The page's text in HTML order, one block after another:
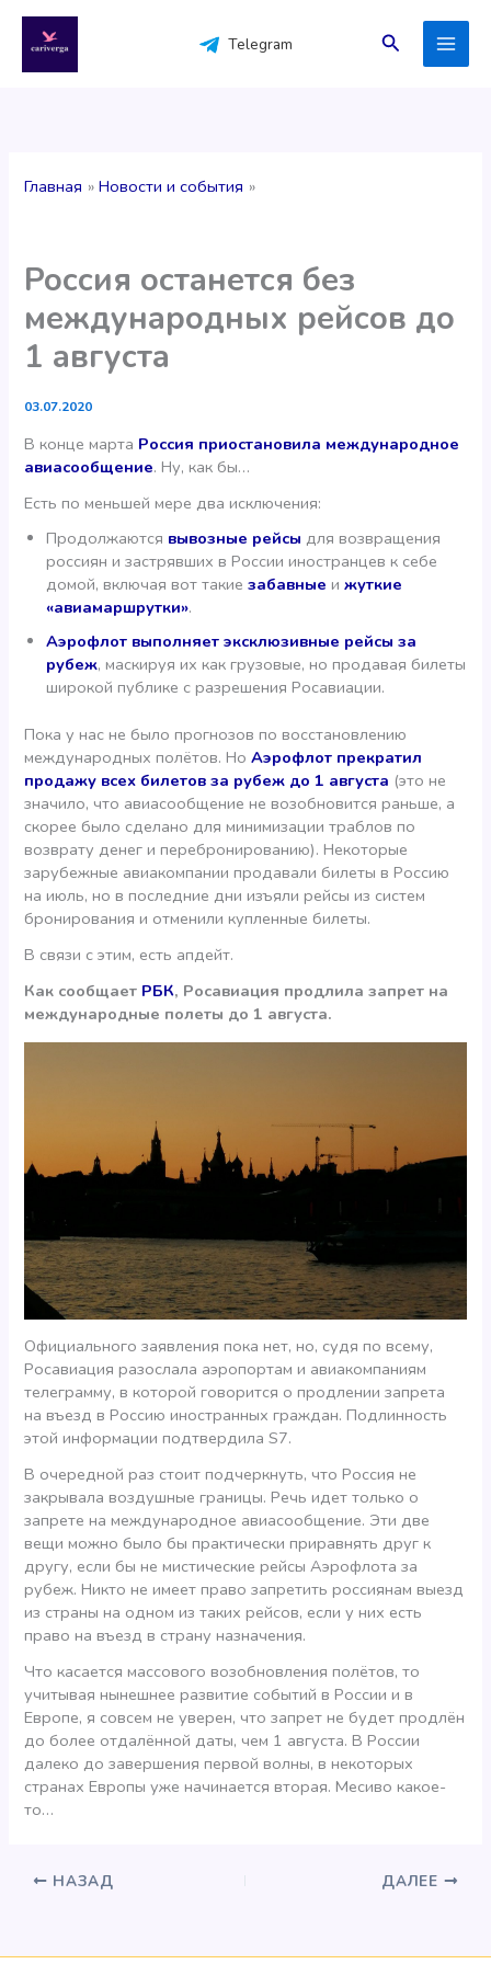
содержимому
Telegram Поиск
Главная Новости и события
Россия останется без
международных рейсов до
1 августа
03.07.2020
В конце марта Россия приостановила международное
авиасообщение. Ну, как бы…
Есть по меньшей мере два исключения:
Продолжаются вывозные рейсы для возвращения
россиян и застрявших в России иностранцев к себе
домой, включая вот такиезабавные ижуткие
«авиамаршрутки».
Аэрофлот выполняет эксклюзивные рейсы за
рубеж, маскируя их как грузовые, но продавая билеты
широкой публике с разрешения Росавиации.
Пока у нас не было прогнозов по восстановлению
международных полётов. НоАэрофлот прекратил
продажу всех билетов за рубеж до 1 августа (это не
значило, что авиасообщение не возобновится раньше, а
скорее было сделано для минимизации траблов по
возврату денег и перебронированию). Некоторые
зарубежные авиакомпании продавали билеты в Россию
на июль, но в последние дни изъяли рейсы из систем
бронирования и отменили купленные билеты.
В связи с этим, есть апдейт.
Как сообщает РБК, Росавиация продлила запрет на
международные полеты до 1 августа.
Официального заявления пока нет, но, судя по всему,
Росавиация разослала аэропортам и авиакомпаниям
телеграмму, в которой говорится о продлении запрета
на въезд в Россию иностранных граждан. Подлинность
этой информации подтвердила S7.
В очередной раз стоит подчеркнуть, что Россия не
закрывала воздушные границы. Речь идет только о
запрете на международное авиасообщение. Эти две
вещи можно было бы практически приравнять друг к
другу, если бы не мистические рейсы Аэрофлота за
рубеж. Никто не имеет право запретить россиянам выезд
из страны на одном из таких рейсов, если у них есть
право на въезд в страну назначения.
Что касается массового возобновления полётов, то
учитывая нынешнее развитие событий в России и в
Европе, я совсем не уверен, что запрет не будет продлён
до более отдалённой даты, чем 1 августа. В России
далеко до завершения первой волны, в некоторых
странах Европы уже начинается вторая. Месиво какое-
то…
НАЗАД ДАЛЕЕ